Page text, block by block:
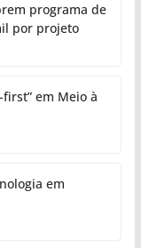
programa de
por projeto
em Meio à
em